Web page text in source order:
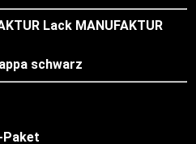
Lack MANUFAKTUR
schwarz
Paket